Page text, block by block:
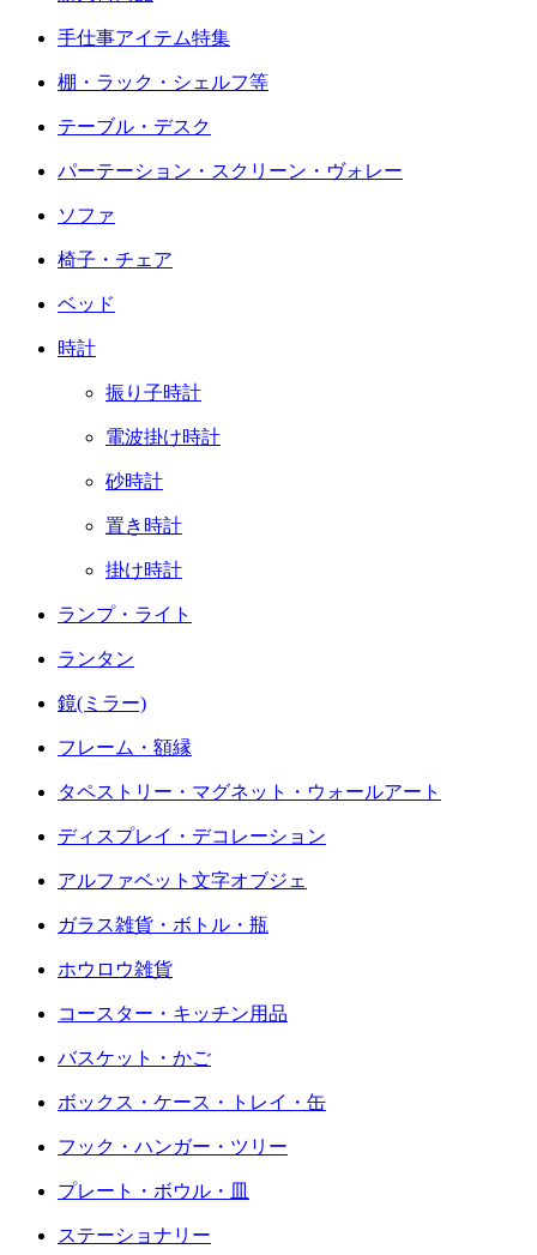
手仕事アイテム特集
棚・ラック・シェルフ等
テーブル・デスク
パーテーション・スクリーン・ヴォレー
ソファ
椅子・チェア
ベッド
時計
振り子時計
電波掛け時計
砂時計
置き時計
掛け時計
ランプ・ライト
ランタン
鏡(ミラー)
フレーム・額縁
タペストリー・マグネット・ウォールアート
ディスプレイ・デコレーション
アルファベット文字オブジェ
ガラス雑貨・ボトル・瓶
ホウロウ雑貨
コースター・キッチン用品
バスケット・かご
ボックス・ケース・トレイ・缶
フック・ハンガー・ツリー
プレート・ボウル・皿
ステーショナリー